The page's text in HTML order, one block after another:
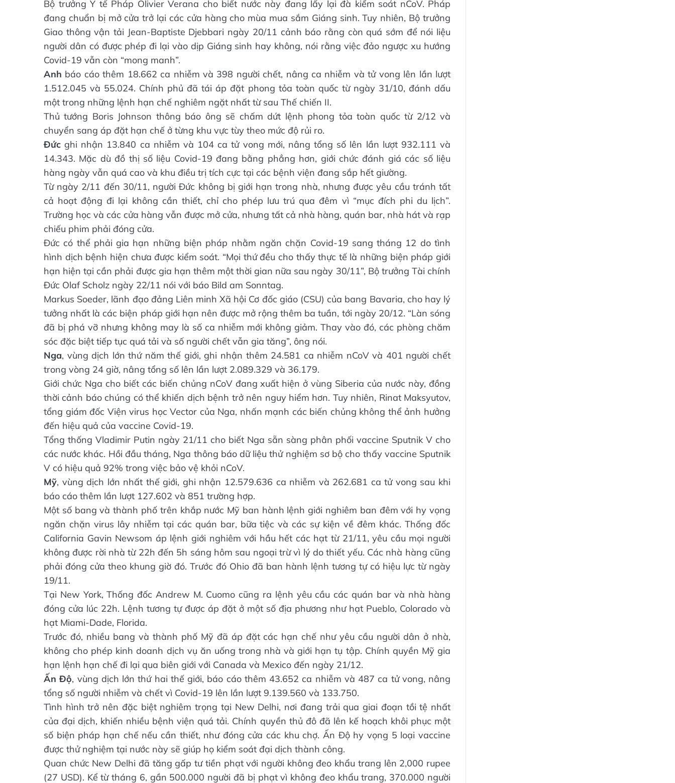
Bộ trưởng Y tế Pháp Olivier Verana cho biết nước này đang lấy lại đà kiểm soát nCoV. Pháp
đang chuẩn bị mở cửa trở lại các cửa hàng cho mùa mua sắm Giáng sinh. Tuy nhiên, Bộ trưởng
Giao thông vận tải Jean-Baptiste Djebbari ngày 20/11 cảnh báo rằng còn quá sớm để nói liệu
người dân có được phép đi lại vào dịp Giáng sinh hay không, nói rằng việc đảo ngược xu hướng
Covid-19 vẫn còn “mong manh”.
Anh báo cáo thêm 18.662 ca nhiễm và 398 người chết, nâng ca nhiễm và tử vong lên lần lượt
1.512.045 và 55.024. Chính phủ đã tái áp đặt phong tỏa toàn quốc từ ngày 31/10, đánh dấu
một trong những lệnh hạn chế nghiêm ngặt nhất từ sau Thế chiến II.
Thủ tướng Boris Johnson thông báo ông sẽ chấm dứt lệnh phong tỏa toàn quốc từ 2/12 và
chuyển sang áp đặt hạn chế ở từng khu vực tùy theo mức độ rủi ro.
Đức ghi nhận 13.840 ca nhiễm và 104 ca tử vong mới, nâng tổng số lên lần lượt 932.111 và
14.343. Mặc dù đồ thị số liệu Covid-19 đang bằng phẳng hơn, giới chức đánh giá các số liệu
hàng ngày vẫn quá cao và khu điều trị tích cực tại các bệnh viện đang sắp hết giường.
Từ ngày 2/11 đến 30/11, người Đức không bị giới hạn trong nhà, nhưng được yêu cầu tránh tất
cả hoạt động đi lại không cần thiết, chỉ cho phép lưu trú qua đêm vì “mục đích phi du lịch”.
Trường học và các cửa hàng vẫn được mở cửa, nhưng tất cả nhà hàng, quán bar, nhà hát và rạp
chiếu phim phải đóng cửa.
Đức có thể phải gia hạn những biện pháp nhằm ngăn chặn Covid-19 sang tháng 12 do tình
hình dịch bệnh hiện chưa được kiểm soát. “Mọi thứ đều cho thấy thực tế là những biện pháp giới
hạn hiện tại cần phải được gia hạn thêm một thời gian nữa sau ngày 30/11”, Bộ trưởng Tài chính
Đức Olaf Scholz ngày 22/11 nói với báo Bild am Sonntag.
Markus Soeder, lãnh đạo đảng Liên minh Xã hội Cơ đốc giáo (CSU) của bang Bavaria, cho hay lý
tưởng nhất là các biện pháp giới hạn nên được mở rộng thêm ba tuần, tới ngày 20/12. “Làn sóng
đã bị phá vỡ nhưng không may là số ca nhiễm mới không giảm. Thay vào đó, các phòng chăm
sóc đặc biệt tiếp tục quá tải và số người chết vẫn gia tăng”, ông nói.
Nga, vùng dịch lớn thứ năm thế giới, ghi nhận thêm 24.581 ca nhiễm nCoV và 401 người chết
trong vòng 24 giờ, nâng tổng số lên lần lượt 2.089.329 và 36.179.
Giới chức Nga cho biết các biến chủng nCoV đang xuất hiện ở vùng Siberia của nước này, đồng
thời cảnh báo chúng có thể khiến dịch bệnh trở nên nguy hiểm hơn. Tuy nhiên, Rinat Maksyutov,
tổng giám đốc Viện virus học Vector của Nga, nhấn mạnh các biến chủng không thể ảnh hưởng
đến hiệu quả của vaccine Covid-19.
Tổng thống Vladimir Putin ngày 21/11 cho biết Nga sẵn sàng phân phối vaccine Sputnik V cho
các nước khác. Hồi đầu tháng, Nga thông báo dữ liệu thử nghiệm sơ bộ cho thấy vaccine Sputnik
V có hiệu quả 92% trong việc bảo vệ khỏi nCoV.
Mỹ, vùng dịch lớn nhất thế giới, ghi nhận 12.579.636 ca nhiễm và 262.681 ca tử vong sau khi
báo cáo thêm lần lượt 127.602 và 851 trường hợp.
Một số bang và thành phố trên khắp nước Mỹ ban hành lệnh giới nghiêm ban đêm với hy vọng
ngăn chặn virus lây nhiễm tại các quán bar, bữa tiệc và các sự kiện về đêm khác. Thống đốc
California Gavin Newsom áp lệnh giới nghiêm với hầu hết các hạt từ 21/11, yêu cầu mọi người
không được rời nhà từ 22h đến 5h sáng hôm sau ngoại trừ vì lý do thiết yếu. Các nhà hàng cũng
phải đóng cửa theo khung giờ đó. Trước đó Ohio đã ban hành lệnh tương tự có hiệu lực từ ngày
19/11.
Tại New York, Thống đốc Andrew M. Cuomo cũng ra lệnh yêu cầu các quán bar và nhà hàng
đóng cửa lúc 22h. Lệnh tương tự được áp đặt ở một số địa phương như hạt Pueblo, Colorado và
hạt Miami-Dade, Florida.
Trước đó, nhiều bang và thành phố Mỹ đã áp đặt các hạn chế như yêu cầu người dân ở nhà,
không cho phép kinh doanh dịch vụ ăn uống trong nhà và giới hạn tụ tập. Chính quyền Mỹ gia
hạn lệnh hạn chế đi lại qua biên giới với Canada và Mexico đến ngày 21/12.
Ấn Độ, vùng dịch lớn thứ hai thế giới, báo cáo thêm 43.652 ca nhiễm và 487 ca tử vong, nâng
tổng số người nhiễm và chết vì Covid-19 lên lần lượt 9.139.560 và 133.750.
Tình hình trở nên đặc biệt nghiêm trọng tại New Delhi, nơi đang trải qua giai đoạn tồi tệ nhất
của đại dịch, khiến nhiều bệnh viện quá tải. Chính quyền thủ đô đã lên kế hoạch khôi phục một
số biện pháp hạn chế nếu cần thiết, như đóng cửa các khu chợ. Ấn Độ hy vọng 5 loại vaccine
được thử nghiệm tại nước này sẽ giúp họ kiểm soát đại dịch thành công.
Quan chức New Delhi đã tăng gấp tư tiền phạt với người không đeo khẩu trang lên 2,000 rupee
(27 USD). Kể từ tháng 6, gần 500.000 người đã bị phạt vì không đeo khẩu trang, 370.000 người